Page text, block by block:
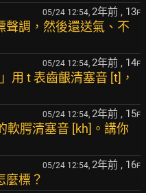
05/24 12:54, 2年前 , 13F
聲調，然後還送氣、不
05/24 12:54, 2年前 , 14F
用 t 表齒齦清塞音 [t]，
05/24 12:54, 2年前 , 15F
軟腭清塞音 [kh]。講你
05/24 12:54, 2年前 , 16F
麼標？